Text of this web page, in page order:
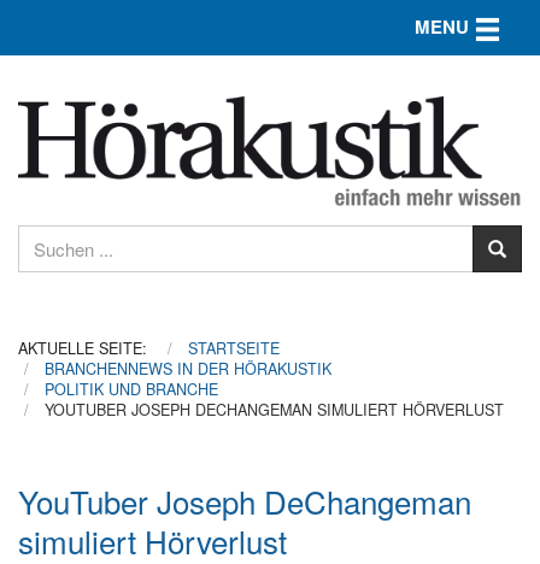
MENU Toggle
AKTUELLE SEITE:
STARTSEITE
BRANCHENNEWS IN DER HÖRAKUSTIK
POLITIK UND BRANCHE
YOUTUBER JOSEPH DECHANGEMAN SIMULIERT HÖRVERLUST
YouTuber Joseph DeChangeman
simuliert Hörverlust